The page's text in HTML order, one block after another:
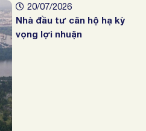
20/07/2026
Nhà đầu tư căn hộ hạ kỳ
vọng lợi nhuận